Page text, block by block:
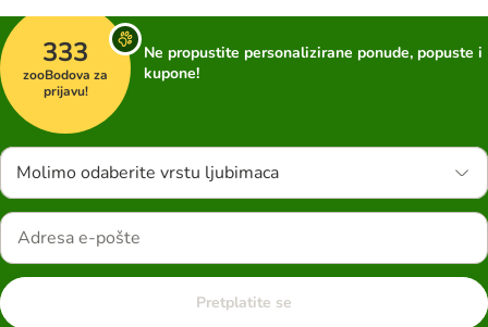
333
zooBodova za
prijavu!
Ne propustite personalizirane ponude, popuste i
kupone!
Molimo odaberite vrstu ljubimaca
Pretplatite se